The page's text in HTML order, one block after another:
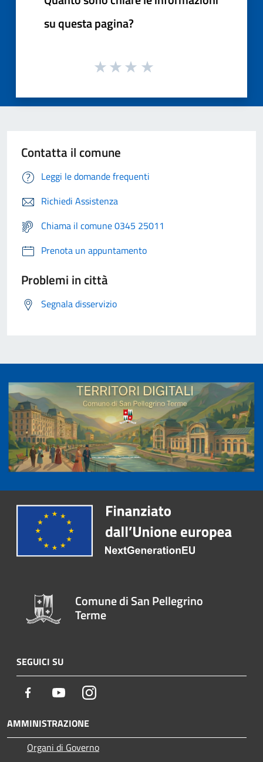
su questa pagina?
Contatta il comune
Leggi le domande frequenti
Richiedi Assistenza
Chiama il comune 0345 25011
Prenota un appuntamento
Problemi in città
Segnala disservizio
Comune di San Pellegrino
Terme
SEGUICI SU
Facebook YoutubeInstagram
AMMINISTRAZIONE
Organi di Governo